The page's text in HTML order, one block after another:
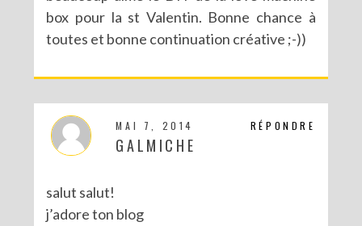
box pour la st Valentin. Bonne chance à
toutes et bonne continuation créative ;-))
RÉPONDRE
MAI 7, 2014
GALMICHE
salut salut!
j’adore ton blog